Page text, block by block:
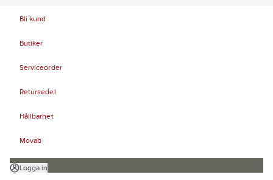
Bli kund
Butiker
Serviceorder
Retursedel
Hållbarhet
Movab
Logga in